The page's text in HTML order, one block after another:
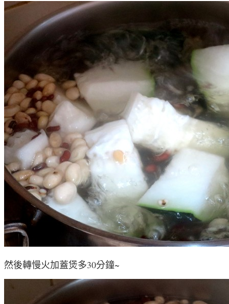
然後轉慢火加蓋煲多30分鐘~